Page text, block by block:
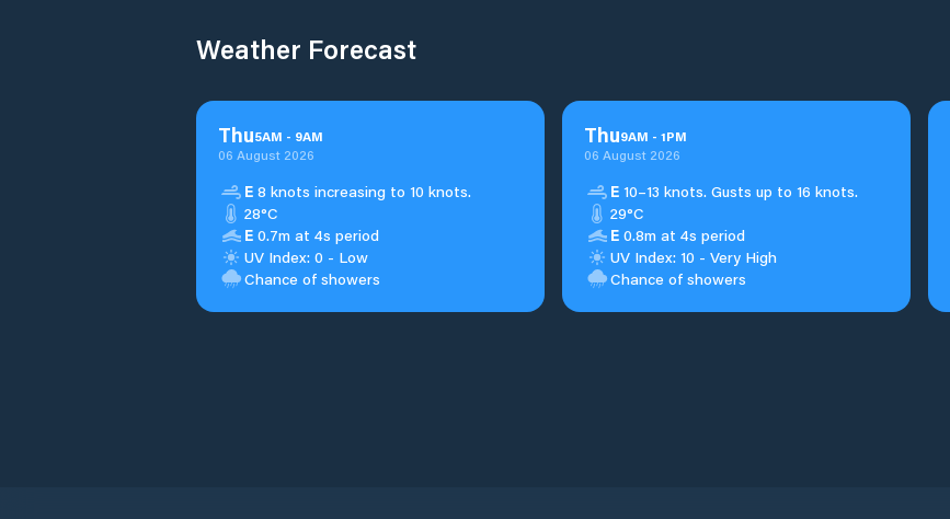
Weather Forecast
Thu5AM - 9AM
06 August 2026
E 8 knots increasing to 10 knots.
28°C
E 0.7m at 4s period
UV Index: 0 - Low
Chance of showers
Thu9AM - 1PM
06 August 2026
E 10–13 knots. Gusts up to 16 knots.
29°C
E 0.8m at 4s period
UV Index: 10 - Very High
Chance of showers